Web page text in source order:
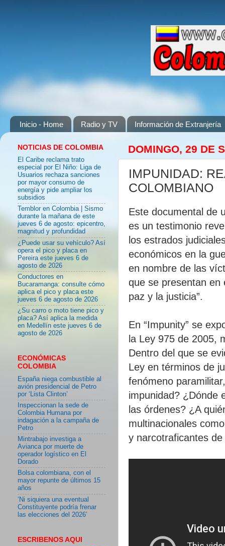
Inicio - Home Radio y TV Información de Extranjería
DOMINGO, 29 DE
IMPUNIDAD:
COLOMBIANO
Este documental de
es un testimonio
los estrados
económicos en la
en nombre de las
que se presentan en
paz y la justicia”.
En “Impunity” se
la Ley 975 de 2005,
Dentro del que se
Ley en términos de
fenómeno
impunidad? ¿Dónde
las órdenes? ¿A
multinacionales
y narcotraficantes
NOTICIAS DE COLOMBIA
El Caribe reclama trato
especial por El Niño: Liga de
Usuarios rechaza sanciones
por mayor consumo de
energía y pide ampliar los
subsidios
Temblor en Colombia | Sismo
durante la mañana de este
jueves 6 de agosto: epicentro,
magnitud y profundidad
¿Puede usar su vehículo? Así
opera el pico y placa en
Pereira este jueves 6 de
agosto de 2026
Conductores en
Bucaramanga: consulte cómo
aplica el pico y placa este
jueves 6 de agosto de 2026
¿Su carro o moto tiene pico y
placa? Así aplica la medida
en Medellín este jueves 6 de
agosto de 2026
ECONÓMICAS
COLOMBIA
España niega combustible al
avión presidencial de Petro
por ‘Lista Clinton’
Inspeccionan la sede de
Colombia Humana por
indagación a la campaña de
Petro
Mintrabajo investiga a
Avianca por muerte de
operador logístico en El
Dorado
Bolsa colombiana, con el
mayor repunte de últimos 15
años
‘Ni siquiera una eventual
Constituyente podría frenar
las elecciones del 2026’
ESCRIBENOS AQUI